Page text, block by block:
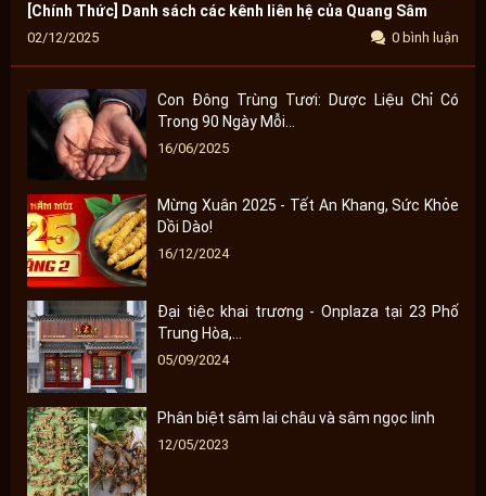
[Chính Thức] Danh sách các kênh liên hệ của Quang Sâm
02/12/2025 0 bình luận
Con Đông Trùng Tươi: Dược Liệu Chỉ Có
Trong 90 Ngày Mỗi...
16/06/2025
Mừng Xuân 2025 - Tết An Khang, Sức Khỏe
Dồi Dào!
16/12/2024
Đại tiệc khai trương - Onplaza tại 23 Phố
Trung Hòa,...
05/09/2024
Phân biệt sâm lai châu và sâm ngọc linh
12/05/2023